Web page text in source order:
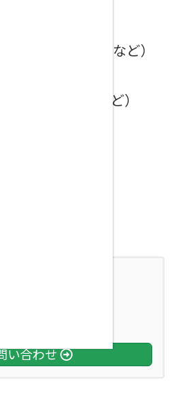
法人、NPO法人など）
社組織の変更など）
い合わせ